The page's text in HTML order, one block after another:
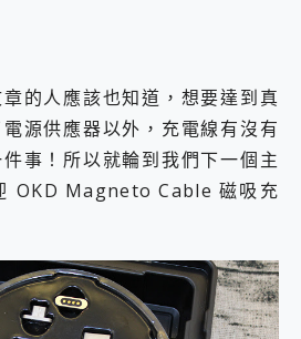
的人應該也知道，想要達到真
源供應器以外，充電線有沒有
事！所以就輪到我們下一個主
OKD Magneto Cable 磁吸充